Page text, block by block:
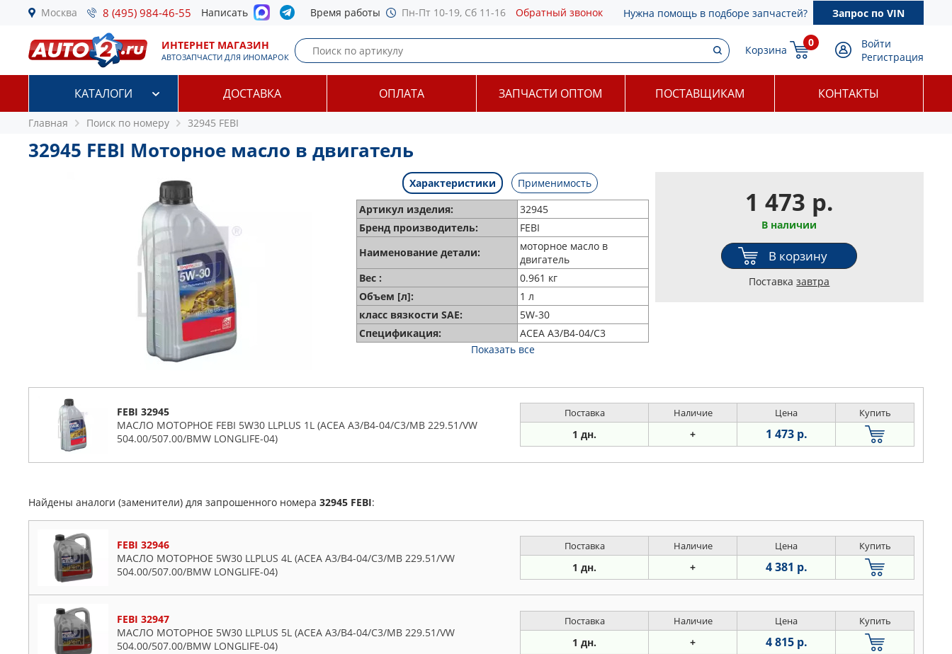
Москва 8 (495) 984-46-55 Написать Время работы Пн-Пт 10-19, Сб 11-16 Обратный звонок Нужна помощь в подборе запчастей? Запрос по VIN
ИНТЕРНЕТ МАГАЗИН
АВТОЗАПЧАСТИ ДЛЯ ИНОМАРОК
Корзина
0
Войти
Регистрация
КАТАЛОГИ ДОСТАВКА ОПЛАТА ЗАПЧАСТИ ОПТОМ ПОСТАВЩИКАМ КОНТАКТЫ
Главная Поиск по номеру 32945 FEBI
32945 FEBI Моторное масло в двигатель
Характеристики
Применимость
Артикул изделия:
32945
Бренд производитель:
FEBI
Наименование детали:
моторное масло в
двигатель
Вес :
0.961 кг
Объем [л]:
1 л
класс вязкости SAE:
5W-30
Спецификация:
ACEA A3/B4-04/C3
Показать все
1 473 р.
В наличии
В корзину
Поставказавтра
FEBI 32945
МАСЛО МОТОРНОЕ FEBI 5W30 LLPLUS 1L (ACEA A3/B4-04/C3/MB 229.51/VW
504.00/507.00/BMW LONGLIFE-04)
Поставка Наличие Цена Купить
1 дн. + 1 473 р.
Найдены аналоги (заменители) для запрошенного номера 32945 FEBI:
FEBI 32946
МАСЛО МОТОРНОЕ 5W30 LLPLUS 4L (ACEA A3/B4-04/C3/MB 229.51/VW
504.00/507.00/BMW LONGLIFE-04)
Поставка Наличие Цена Купить
1 дн. + 4 381 р.
FEBI 32947
МАСЛО МОТОРНОЕ 5W30 LLPLUS 5L (ACEA A3/B4-04/C3/MB 229.51/VW
504.00/507.00/BMW LONGLIFE-04)
Поставка Наличие Цена Купить
1 дн. + 4 815 р.